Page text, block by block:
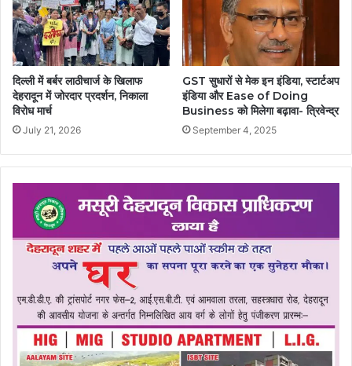
दिल्ली में बर्बर लाठीचार्ज के खिलाफ
देहरादून में जोरदार प्रदर्शन, निकाला
विरोध मार्च
July 21, 2026
GST सुधारों से मेक इन इंडिया, स्टार्टअप
इंडिया और Ease of Doing
Business को मिलेगा बढ़ावा- त्रिवेन्द्र
September 4, 2025